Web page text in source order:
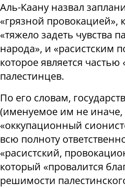
Аль-Каану назвал
«грязной провокацией»,
«тяжело задеть чувства
народа», и «расистским
которое является
палестинцев.
По его словам,
(именуемое им не иначе,
«оккупационный
всю полноту
«расистский,
который «провалится
решимости